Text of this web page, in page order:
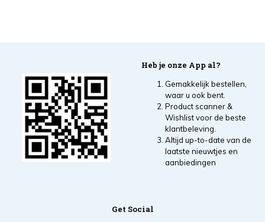
Heb je onze App al?
Gemakkelijk bestellen,
waar u ook bent.
Product scanner &
Wishlist voor de beste
klantbeleving.
Altijd up-to-date van de
laatste nieuwtjes en
aanbiedingen
Get Social